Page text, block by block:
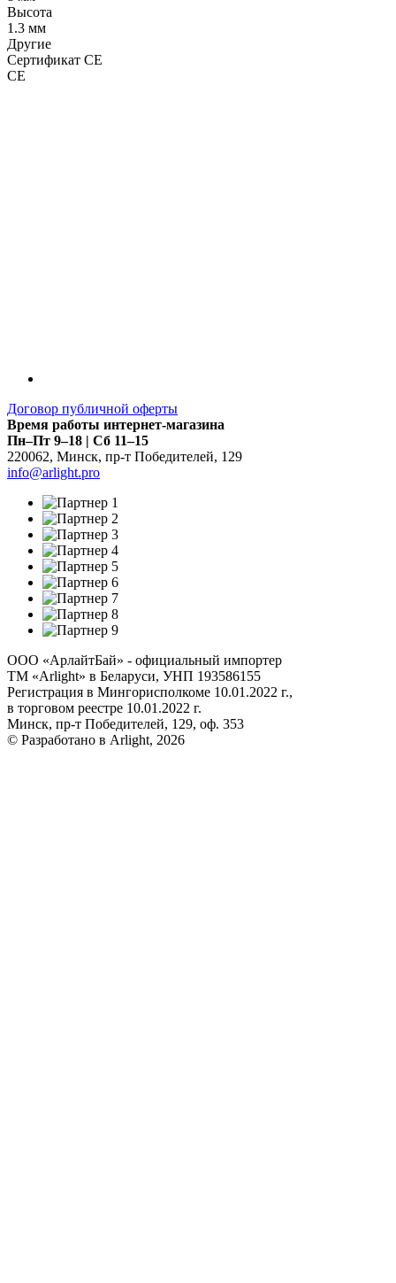
Высота
1.3 мм
Другие
Сертификат CE
CE
Договор публичной оферты
Время работы интернет-магазина
Пн–Пт 9–18 | Сб 11–15
220062, Минск, пр-т Победителей, 129
info@arlight.pro
ООО «АрлайтБай» - официальный импортер
ТМ «Arlight» в Беларуси, УНП 193586155
Регистрация в Мингорисполкоме 10.01.2022 г.,
в торговом реестре 10.01.2022 г.
Минск, пр-т Победителей, 129, оф. 353
© Разработано в Arlight, 2026